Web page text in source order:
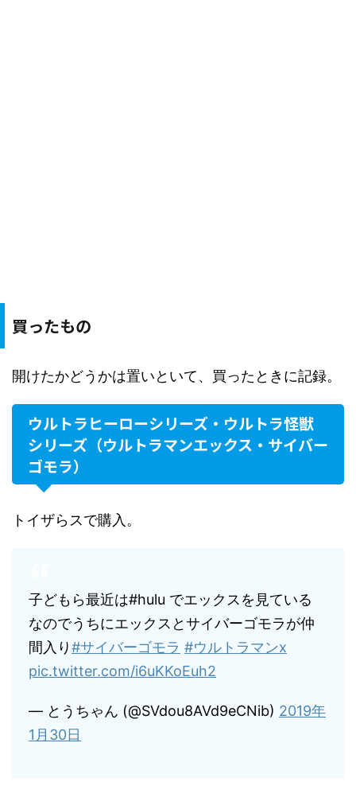
買ったもの
開けたかどうかは置いといて、買ったときに記録。
ウルトラヒーローシリーズ・ウルトラ怪獣
シリーズ（ウルトラマンエックス・サイバー
ゴモラ）
トイザらスで購入。
子どもら最近は#hulu でエックスを見ている
なのでうちにエックスとサイバーゴモラが仲
間入り#サイバーゴモラ #ウルトラマンx
pic.twitter.com/i6uKKoEuh2
— とうちゃん (@SVdou8AVd9eCNib) 2019年
1月30日